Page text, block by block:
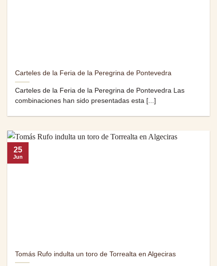
Carteles de la Feria de la Peregrina de Pontevedra
Carteles de la Feria de la Peregrina de Pontevedra Las
combinaciones han sido presentadas esta [...]
Tomás Rufo indulta un toro de Torrealta en Algeciras
25
Jun